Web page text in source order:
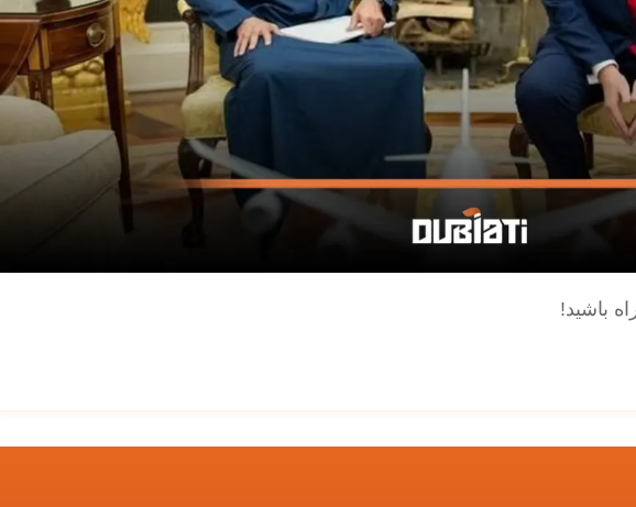
باشید!